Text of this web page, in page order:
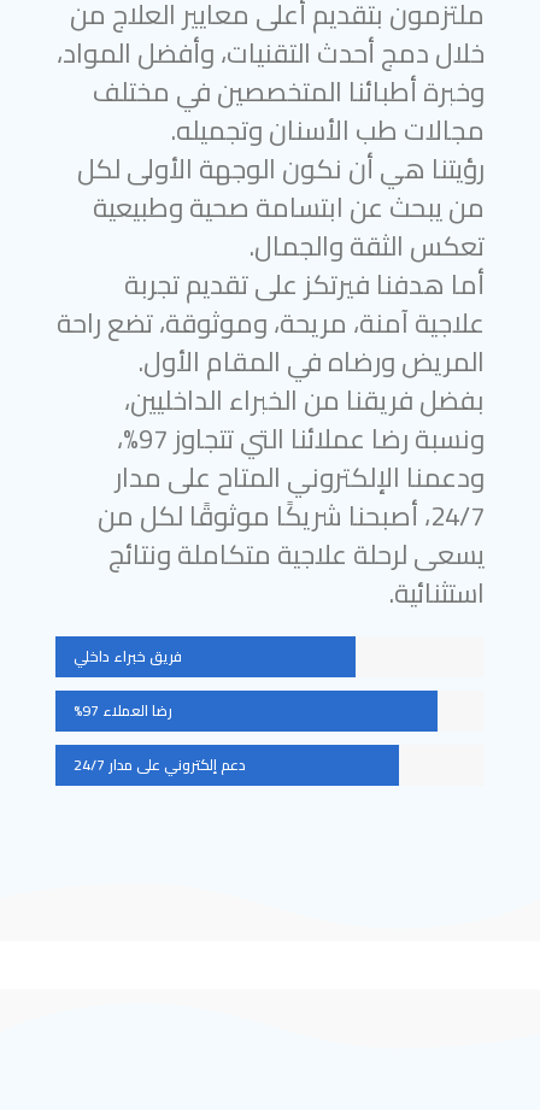
ملتزمون بتقديم أعلى معايير العلاج من
خلال دمج أحدث التقنيات، وأفضل المواد،
وخبرة أطبائنا المتخصصين في مختلف
مجالات طب الأسنان وتجميله.
رؤيتنا هي أن نكون الوجهة الأولى لكل
من يبحث عن ابتسامة صحية وطبيعية
تعكس الثقة والجمال.
أما هدفنا فيرتكز على تقديم تجربة
علاجية آمنة، مريحة، وموثوقة، تضع راحة
المريض ورضاه في المقام الأول.
بفضل فريقنا من الخبراء الداخليين،
ونسبة رضا عملائنا التي تتجاوز 97%،
ودعمنا الإلكتروني المتاح على مدار
24/7، أصبحنا شريكًا موثوقًا لكل من
يسعى لرحلة علاجية متكاملة ونتائج
استثنائية.
فريق خبراء داخلي
رضا العملاء 97%
دعم إلكتروني على مدار 24/7